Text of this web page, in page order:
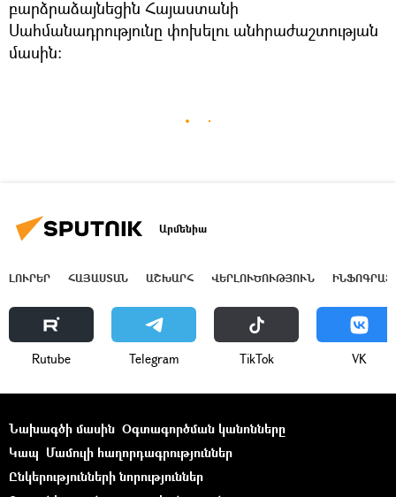
բարձրաձայնեցին Հայաստանի
Սահմանադրությունը փոխելու անհրաժաշտության
մասին։
Արմենիա
ԼՈՒՐԵՐ ՀԱՅԱՍՏԱՆ ԱՇԽԱՐՀ ՎԵՐԼՈՒԾՈՒԹՅՈՒՆ
Rutube Telegram ТikТоk VK
Նախագծի մասին Օգտագործման կանոնները
Կապ Մամուլի հաղորդագրություններ
Ընկերությունների նորություններ